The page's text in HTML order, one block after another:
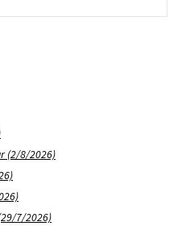
(2/8/2026)
7/2026)